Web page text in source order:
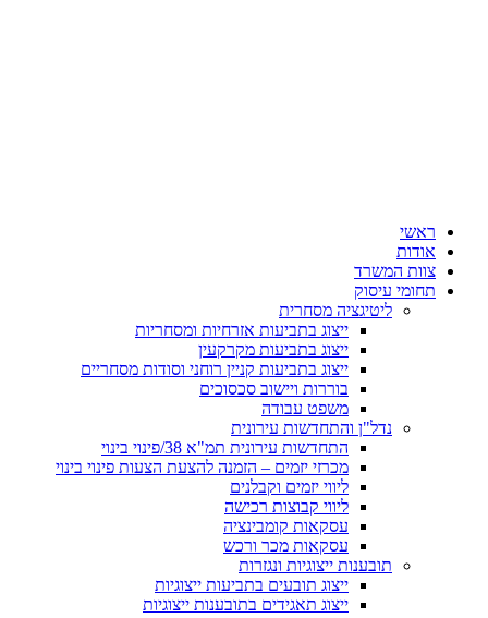
ראשי
אודות
צוות המשרד
תחומי עיסוק
ליטיגציה מסחרית
ייצוג בתביעות אזרחיות ומסחריות
ייצוג בתביעות מקרקעין
ייצוג בתביעות קניין רוחני וסודות מסחריים
בוררות ויישוב סכסוכים
משפט עבודה
נדל"ן והתחדשות עירונית
התחדשות עירונית תמ"א 38/פינוי בינוי
מכרזי יזמים – הזמנה להצעת הצעות פינוי בינוי
ליווי יזמים וקבלנים
ליווי קבוצות רכישה
עסקאות קומבינציה
עסקאות מכר ורכש
תובענות ייצוגיות ונגזרות
ייצוג תובעים בתביעות ייצוגיות
ייצוג תאגידים בתובענות ייצוגיות